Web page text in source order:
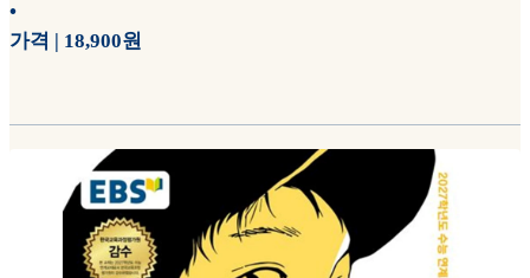
•
가격 | 18,900원